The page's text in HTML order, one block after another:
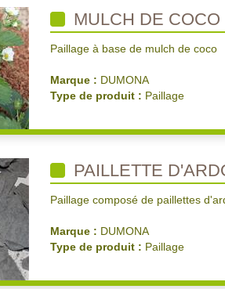
MULCH DE COCO
Paillage à base de mulch de coco
Marque : DUMONA
Type de produit : Paillage
PAILLETTE
Paillage composé de paillettes
Marque : DUMONA
Type de produit : Paillage